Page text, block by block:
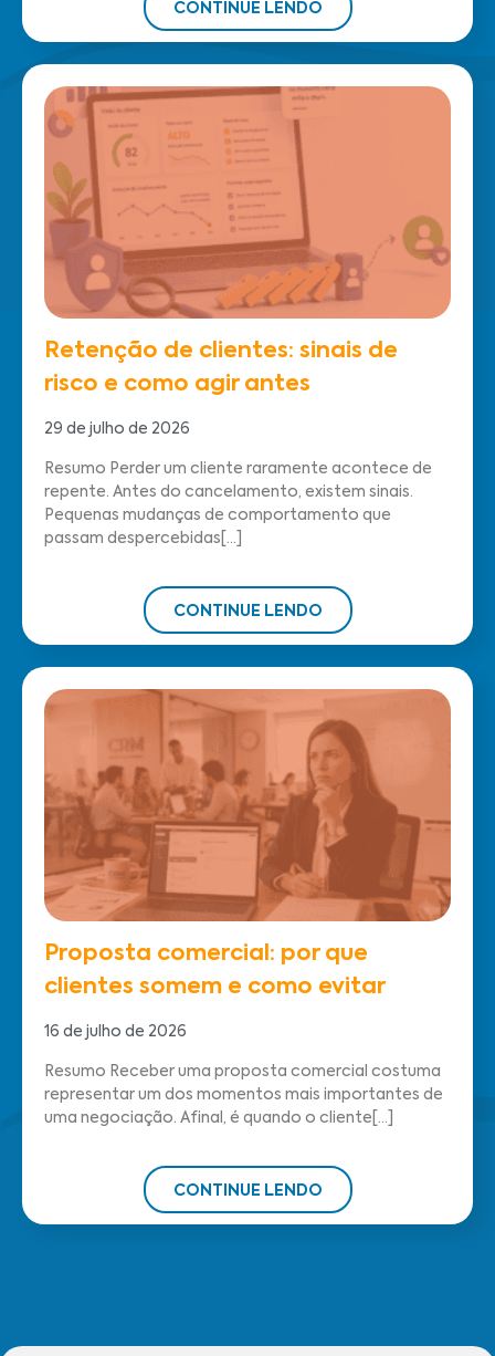
CONTINUE LENDO
Retenção de clientes: sinais de
risco e como agir antes
29 de julho de 2026
Resumo Perder um cliente raramente acontece de
repente. Antes do cancelamento, existem sinais.
Pequenas mudanças de comportamento que
passam despercebidas[...]
CONTINUE LENDO
Proposta comercial: por que
clientes somem e como evitar
16 de julho de 2026
Resumo Receber uma proposta comercial costuma
representar um dos momentos mais importantes de
uma negociação. Afinal, é quando o cliente[...]
CONTINUE LENDO